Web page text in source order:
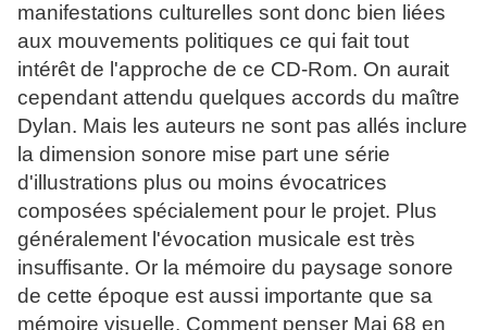
manifestations culturelles sont donc bien liées
aux mouvements politiques ce qui fait tout
intérêt de l'approche de ce CD-Rom. On aurait
cependant attendu quelques accords du maître
Dylan. Mais les auteurs ne sont pas allés inclure
la dimension sonore mise part une série
d'illustrations plus ou moins évocatrices
composées spécialement pour le projet. Plus
généralement l'évocation musicale est très
insuffisante. Or la mémoire du paysage sonore
de cette époque est aussi importante que sa
mémoire visuelle. Comment penser Mai 68 en